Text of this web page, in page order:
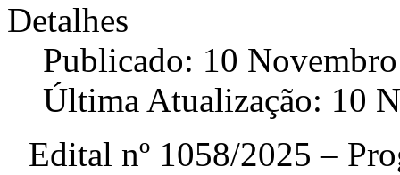
Detalhes
Publicado: 10
Última Atualização: 10
Edital nº 1058/2025 –